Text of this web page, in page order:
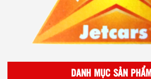
DANH MỤC SẢN PHẨM